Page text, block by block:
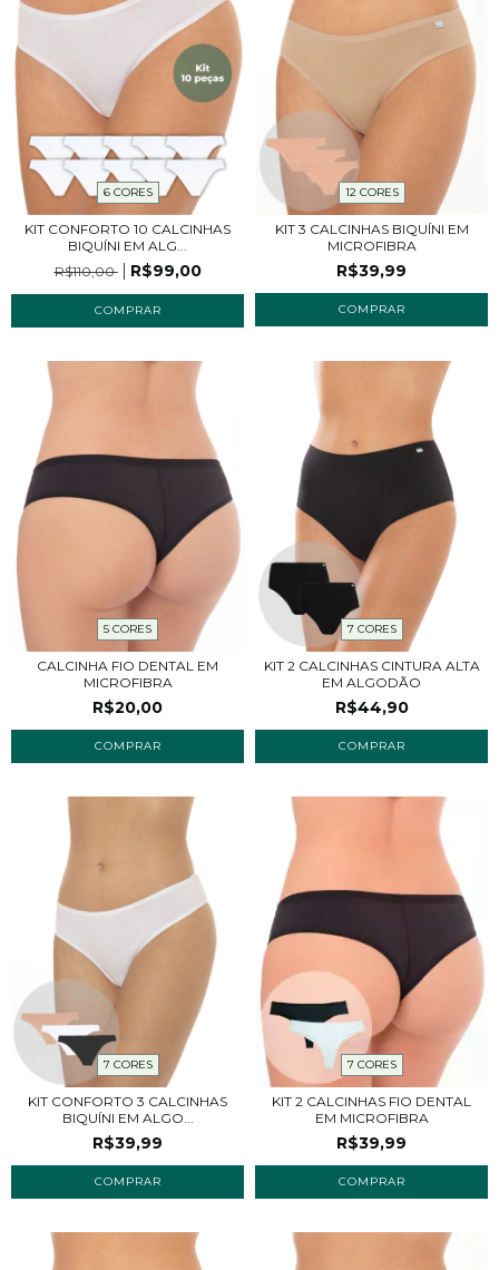
6 CORES
KIT CONFORTO 10 CALCINHAS
BIQUÍNI EM ALG...
R$110,00
R$99,00
COMPRAR
12 CORES
KIT 3 CALCINHAS BIQUÍNI EM
MICROFIBRA
R$39,99
COMPRAR
5 CORES
CALCINHA FIO DENTAL EM
MICROFIBRA
R$20,00
COMPRAR
7 CORES
KIT 2 CALCINHAS CINTURA ALTA
EM ALGODÃO
R$44,90
COMPRAR
7 CORES
KIT CONFORTO 3 CALCINHAS
BIQUÍNI EM ALGO...
R$39,99
COMPRAR
7 CORES
KIT 2 CALCINHAS FIO DENTAL
EM MICROFIBRA
R$39,99
COMPRAR